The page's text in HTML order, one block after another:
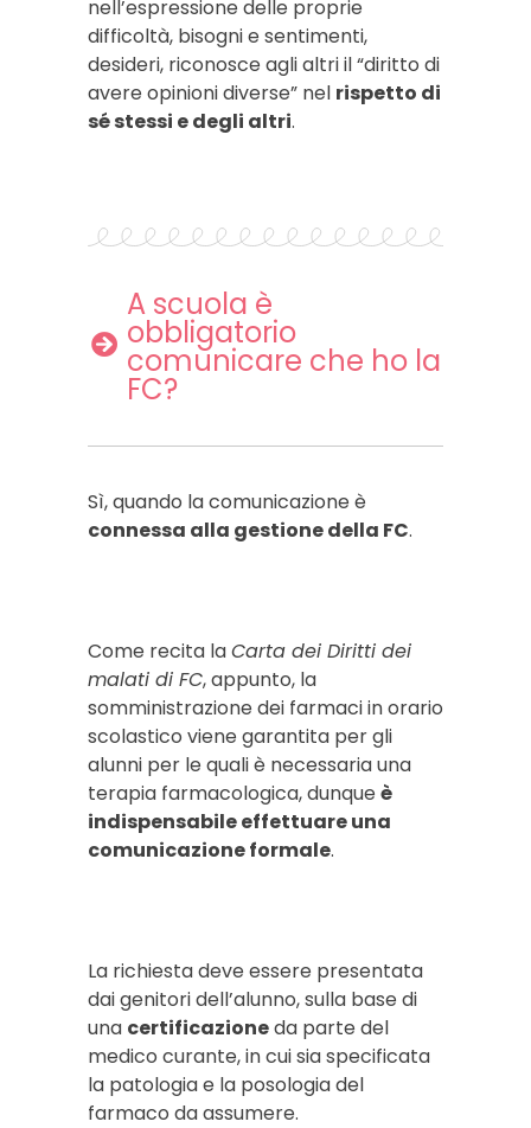
nell’espressione delle proprie
difficoltà, bisogni e sentimenti,
desideri, riconosce agli altri il “diritto di
avere opinioni diverse” nel rispetto di
sé stessi e degli altri.
A scuola è
obbligatorio
comunicare che ho la
FC?
Sì, quando la comunicazione è
connessa alla gestione della FC.
Come recita laCarta dei Diritti dei
malati di FC, appunto, la
somministrazione dei farmaci in orario
scolastico viene garantita per gli
alunni per le quali è necessaria una
terapia farmacologica, dunque è
indispensabile effettuare una
comunicazione formale.
La richiesta deve essere presentata
dai genitori dell’alunno, sulla base di
una certificazioneda parte del
medico curante, in cui sia specificata
la patologia e la posologia del
farmaco da assumere.